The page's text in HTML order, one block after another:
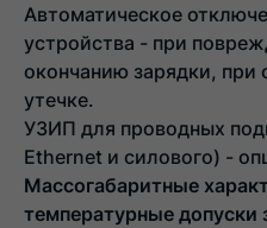
Автоматическое
устройства - при
окончанию зарядки, при
утечке.
УЗИП для проводных
Ethernet и силового) -
Массогабаритные
температурные допуски